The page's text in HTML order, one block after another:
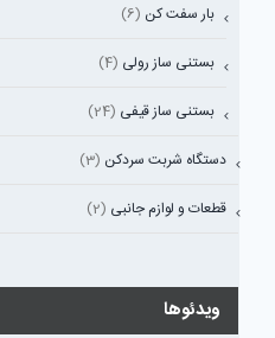
بار سفت کن (6)
بستنی ساز رولی (4)
بستنی ساز قیفی (24)
دستگاه شربت سردکن (3)
قطعات و لوازم جانبی (2)
ویدئوها